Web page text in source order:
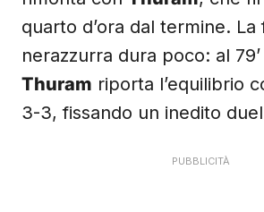
quarto d’ora dal termine. La
nerazzurra dura poco: al 79’
Thuram riporta l’equilibrio
3-3, fissando un inedito